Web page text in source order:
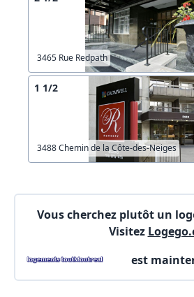
3465 Rue Redpath
1 1/2
3488 Chemin de la Côte-des-Neiges
Vous cherchez plutôt un
Visitez
est
Autre
Commentaires:
X
Commentaires:
Lien vers inscription (sera
X
Créer un